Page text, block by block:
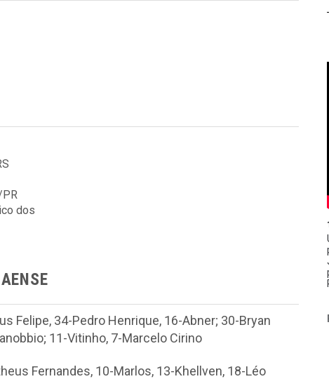
dos
Felipe, 34-Pedro Henrique, 16-Abner; 30-Bryan
11-Vitinho, 7-Marcelo Cirino
Fernandes, 10-Marlos, 13-Khellven, 18-Léo